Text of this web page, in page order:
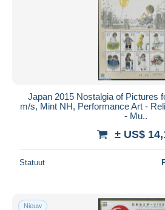
Japan 2015 Nostalgia of Pictures
m/s, Mint NH, Performance Art -
- Mu..
± US$
Statuut
Nieuw